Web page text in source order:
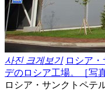
사진 크게보기 ロシア
デのロシア工場。［写
ロシア・サンクトペテ